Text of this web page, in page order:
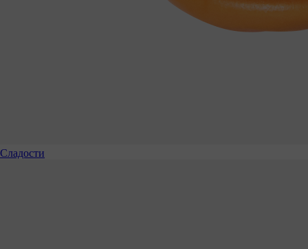
Сладости